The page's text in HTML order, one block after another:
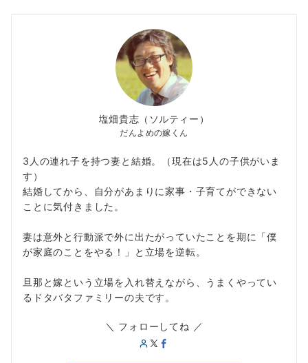
塩畑貴志（ソルティー）
だんよめの嫁くん
3人の連れ子を持つ妻と結婚。（現在は5人の子供がいま
す）
結婚してから、自分があまりに家事・子育てができない
ことに気付きました。
妻は意外と行動派で外に出たがっていたことを期に「僕
が家庭のことをやる！」と立場を逆転。
旦那と嫁という立場を入れ替えながら、うまくやってい
るドタバタファミリーの夫です。
＼ フォローしてね ／